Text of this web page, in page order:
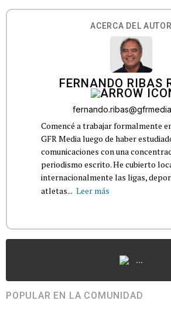
ACERCA DEL AUTOR
FERNANDO RIBAS
Comencé a trabajar formalmente
GFR Media luego de haber
comunicaciones con una
periodismo escrito. He cubierto
internacionalmente las ligas,
atletas... Leer más
...
POPULAR EN LA COMUNIDAD